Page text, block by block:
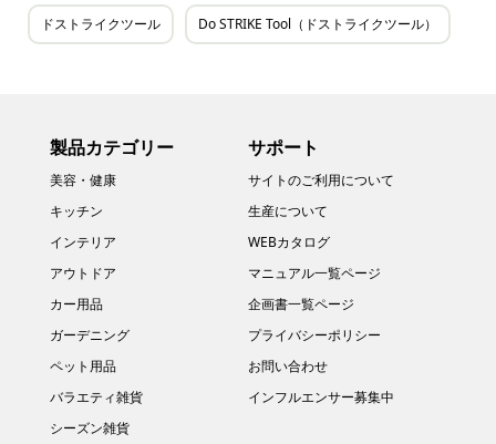
ドストライクツール Do STRIKE Tool（ドストライクツール）
製品カテゴリー
美容・健康
キッチン
インテリア
アウトドア
カー用品
ガーデニング
ペット用品
バラエティ雑貨
シーズン雑貨
サポート
サイトのご利用について
生産について
WEBカタログ
マニュアル一覧ページ
企画書一覧ページ
プライバシーポリシー
お問い合わせ
インフルエンサー募集中